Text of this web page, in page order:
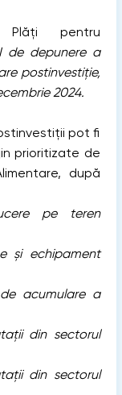
pentru
de depunere a
postinvestiție,
2024.
pot fi
prioritizate de
după
pe teren
și echipament
acumulare a
din sectorul
din sectorul